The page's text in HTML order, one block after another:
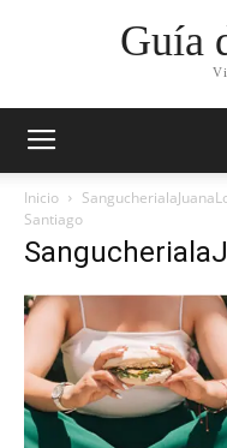
Guía
Inicio
Santiago